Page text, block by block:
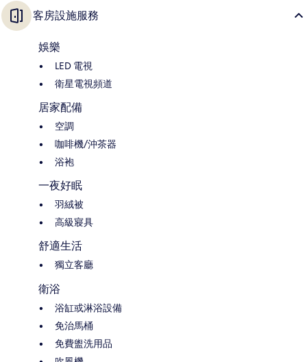
客房設施服務
娛樂
LED 電視
衛星電視頻道
居家配備
空調
咖啡機/沖茶器
浴袍
一夜好眠
羽絨被
高級寢具
舒適生活
獨立客廳
衛浴
浴缸或淋浴設備
免治馬桶
免費盥洗用品